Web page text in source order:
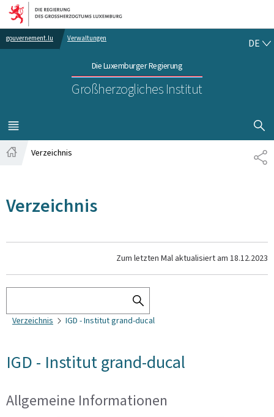
Zur Hauptnavigation
Zum Inhalt
gouvernement.lu Verwaltungen
Die Luxemburger Regierung
Großherzogliches Institut
DE
MENÜ
HAUPT-
Verzeichnis
Verzeichnis
Zum letzten Mal aktualisiert am 18.12.2023
SEARCH
THE
Verzeichnis IGD - Institut grand-ducal
IGD - Institut grand-ducal
Allgemeine Informationen